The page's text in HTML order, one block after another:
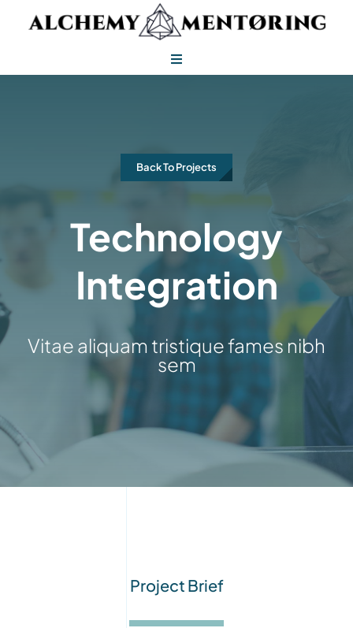
Toggle
Alchemy Leadership
Back To Projects
Technology
Integration
Vitae aliquam tristique fames nibh
sem
Project Brief